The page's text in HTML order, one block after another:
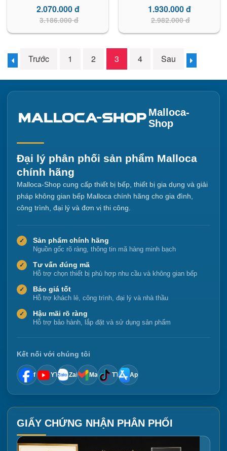
117
2.070.000 đ
3.186.000 đ
116
1.930.000 đ
2.982.000 đ
Trước 1 2 3 4 Sau
Malloca-
Shop
Đại lý phân phối sản phẩm Malloca
chính hãng
Malloca-Shop cung cấp thiết bị bếp, thiết bị gia dụng và giải
pháp không gian bếp Malloca chính hãng cho gia đình,
công trình, đại lý và đơn vị thi công.
✓ Sản phẩm chính hãng
Nguồn gốc rõ ràng, thông tin mã hàng minh bạch
✓ Tư vấn đúng mã
Hỗ trợ chọn thiết bị phù hợp nhu cầu và không gian bếp
✓ Báo giá tốt
Hỗ trợ khách lẻ, công trình, đại lý và nhà thầu
✓ Hậu mãi rõ ràng
Hỗ trợ bảo hành, lắp đặt và sử dụng sản phẩm
Kết nối với chúng tôi
f YT Zalo Mail TT App
GIẤY CHỨNG NHẬN PHÂN PHỐI